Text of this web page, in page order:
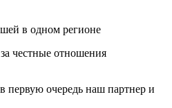
в одном регионе
честные отношения
очередь наш партнер и